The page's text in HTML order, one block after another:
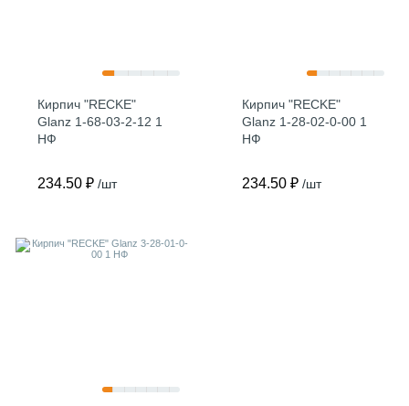
Кирпич "RECKE"
Glanz 1-68-03-2-12 1
НФ
234.50 ₽ /шт
Кирпич "RECKE"
Glanz 1-28-02-0-00 1
НФ
234.50 ₽ /шт